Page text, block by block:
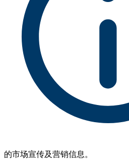
的市场宣传及营销信息。